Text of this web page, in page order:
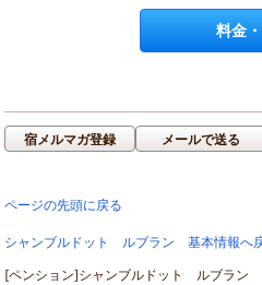
料金
宿メルマガ登録 メールで送る
ページの先頭に戻る
シャンブルドット ルブラン 基本情報へ
[ペンション]シャンブルドット ルブラン